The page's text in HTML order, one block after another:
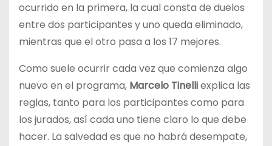
ocurrido en la primera, la cual consta de duelos
entre dos participantes y uno queda eliminado,
mientras que el otro pasa a los 17 mejores.
Como suele ocurrir cada vez que comienza algo
nuevo en el programa, Marcelo Tinelliexplica las
reglas, tanto para los participantes como para
los jurados, así cada uno tiene claro lo que debe
hacer. La salvedad es que no habrá desempate,